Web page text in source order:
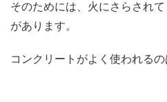
そのためには、火にさらされ
があります。
コンクリートがよく使われるの